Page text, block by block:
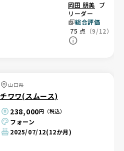
坊な男の子💙
岡田 朋美 ブ
リーダー
総合評価
75 点 （9/12）
山口県
チワワ(スムース)
238,000円（税込）
フォーン
2025/07/12(12か月)